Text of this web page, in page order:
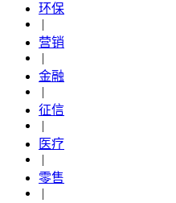
环保
|
营销
|
金融
|
征信
|
医疗
|
零售
|